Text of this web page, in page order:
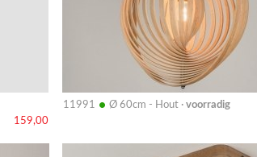
159,00
11991 • Ø 60cm - Hout · voorradig
Bekijk